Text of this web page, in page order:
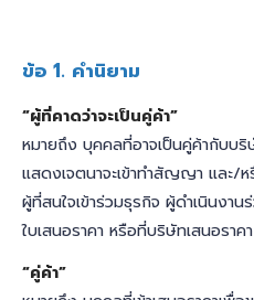
ข้อ 1. คำนิยาม
“ผู้ที่คาดว่าจะเป็นคู่ค้า”
หมายถึง บุคคลที่อาจเป็นคู่ค้ากับ
แสดงเจตนาจะเข้าทำสัญญา และ/
ผู้ที่สนใจเข้าร่วมธุรกิจ ผู้ดำเนินง
ใบเสนอราคา หรือที่บริษัทเสนอราคา
“คู่ค้า”